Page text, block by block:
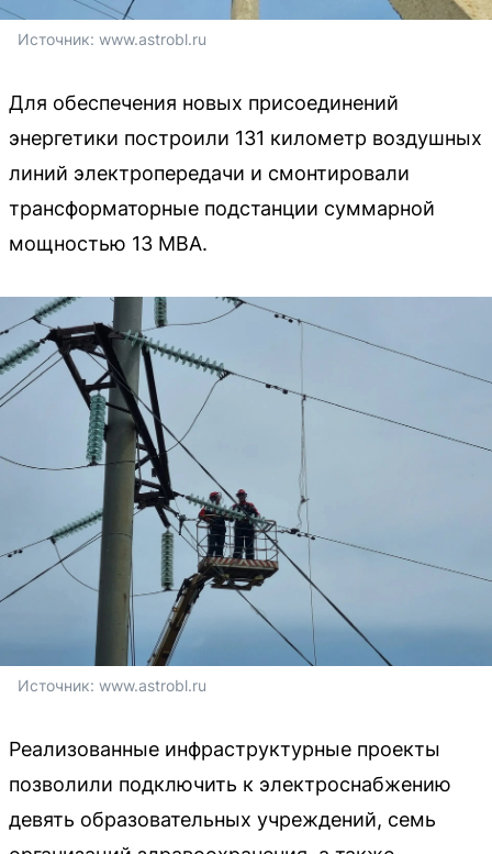
Источник: www.astrobl.ru
Для обеспечения новых присоединений
энергетики построили 131 километр воздушных
линий электропередачи и смонтировали
трансформаторные подстанции суммарной
мощностью 13 МВА.
Источник: www.astrobl.ru
Реализованные инфраструктурные проекты
позволили подключить к электроснабжению
девять образовательных учреждений, семь